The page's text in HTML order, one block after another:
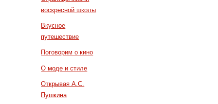
воскресной школы
Вкусное
путешествие
Поговорим о кино
О моде и стиле
Открывая А.С.
Пушкина